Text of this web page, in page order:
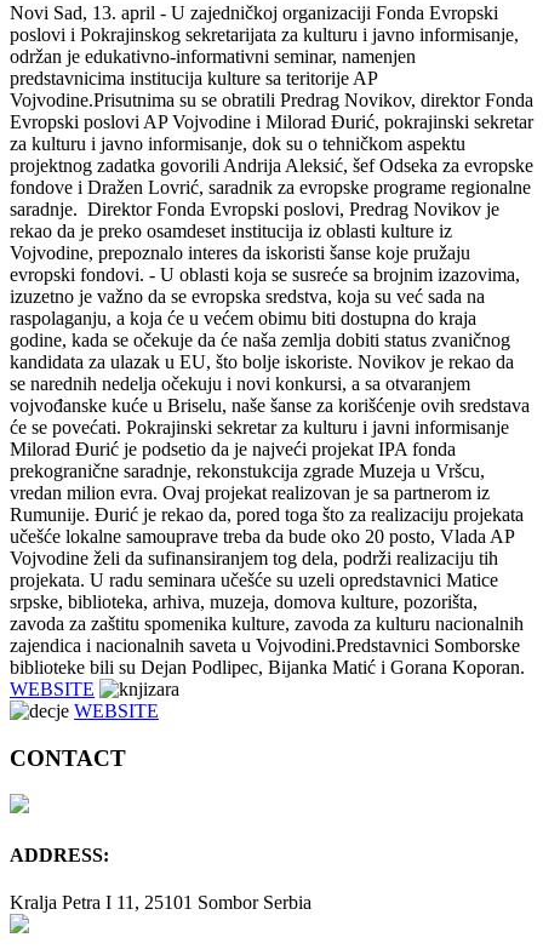
Novi Sad, 13. april - U zajedničkoj organizaciji Fonda Evropski
poslovi i Pokrajinskog sekretarijata za kulturu i javno informisanje,
održan je edukativno-informativni seminar, namenjen
predstavnicima institucija kulture sa teritorije AP
Vojvodine.Prisutnima su se obratili Predrag Novikov, direktor Fonda
Evropski poslovi AP Vojvodine i Milorad Đurić, pokrajinski sekretar
za kulturu i javno informisanje, dok su o tehničkom aspektu
projektnog zadatka govorili Andrija Aleksić, šef Odseka za evropske
fondove i Dražen Lovrić, saradnik za evropske programe regionalne
saradnje. Direktor Fonda Evropski poslovi, Predrag Novikov je
rekao da je preko osamdeset institucija iz oblasti kulture iz
Vojvodine, prepoznalo interes da iskoristi šanse koje pružaju
evropski fondovi. - U oblasti koja se susreće sa brojnim izazovima,
izuzetno je važno da se evropska sredstva, koja su već sada na
raspolaganju, a koja će u većem obimu biti dostupna do kraja
godine, kada se očekuje da će naša zemlja dobiti status zvaničnog
kandidata za ulazak u EU, što bolje iskoriste. Novikov je rekao da
se narednih nedelja očekuju i novi konkursi, a sa otvaranjem
vojvođanske kuće u Briselu, naše šanse za korišćenje ovih sredstava
će se povećati. Pokrajinski sekretar za kulturu i javni informisanje
Milorad Đurić je podsetio da je najveći projekat IPA fonda
prekogranične saradnje, rekonstukcija zgrade Muzeja u Vršcu,
vredan milion evra. Ovaj projekat realizovan je sa partnerom iz
Rumunije. Đurić je rekao da, pored toga što za realizaciju projekata
učešće lokalne samouprave treba da bude oko 20 posto, Vlada AP
Vojvodine želi da sufinansiranjem tog dela, podrži realizaciju tih
projekata. U radu seminara učešće su uzeli opredstavnici Matice
srpske, biblioteka, arhiva, muzeja, domova kulture, pozorišta,
zavoda za zaštitu spomenika kulture, zavoda za kulturu nacionalnih
zajendica i nacionalnih saveta u Vojvodini.Predstavnici Somborske
biblioteke bili su Dejan Podlipec, Bijanka Matić i Gorana Koporan.
WEBSITE
WEBSITE
CONTACT
ADDRESS:
Kralja Petra I 11, 25101 Sombor Serbia